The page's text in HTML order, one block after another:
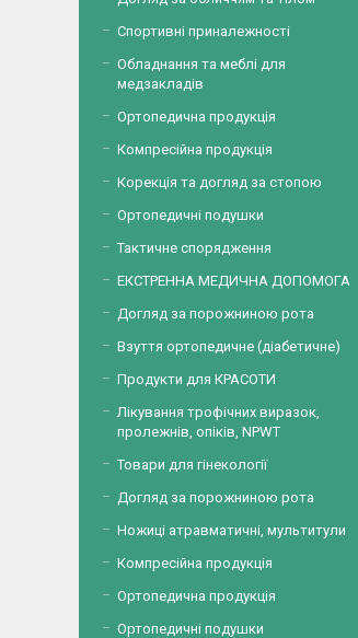
Спортивні приналежності
Обладнання та меблі для
медзакладів
Ортопедична продукція
Компресійна продукція
Корекція та догляд за стопою
Ортопедичні подушки
Тактичне спорядження
ЕКСТРЕННА МЕДИЧНА ДОПОМОГА
Догляд за порожниною рота
Взуття ортопедичне (діабетичне)
Продукти для КРАСОТИ
Лікування трофічних виразок,
пролежнів, опіків, NPWT
Товари для гінекології
Догляд за порожниною рота
Ножиці атравматичні, мультитули
Компресійна продукція
Ортопедична продукція
Ортопедичні подушки